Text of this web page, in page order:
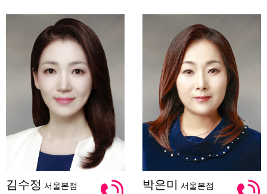
수
김수정 서울본점
은
박은미 서울본점